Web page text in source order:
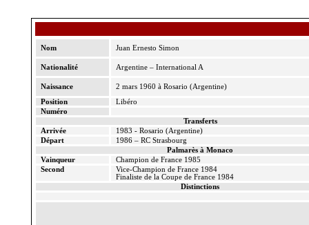
Nom Juan Ernesto Simon
Nationalité Argentine – International A
Naissance
2 mars 1960 à Rosario (Argentine)
Position
Libéro
Numéro
Transferts
Arrivée
1983 - Rosario (Argentine)
Départ
1986 – RC Strasbourg
Palmarès à Monaco
Vainqueur
Champion de France 1985
Second
Vice-Champion de France 1984
Finaliste de la Coupede France 1984
Distinctions